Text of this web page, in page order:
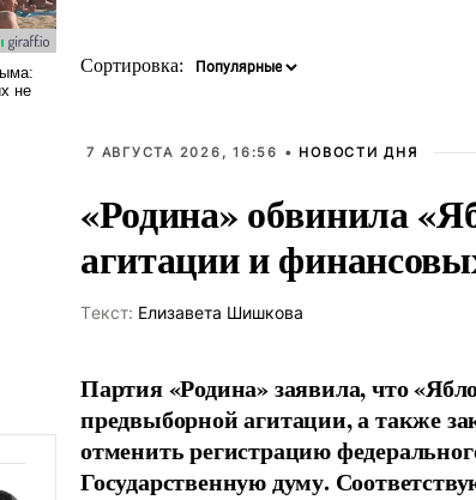
Сортировка:
7 АВГУСТА 2026, 16:56 • НОВОСТИ ДНЯ
«Родина» обвинила
агитации и
Tекст: Елизавета Шишкова
Партия «Родина» заявила, что
предвыборной агитации, а также
отменить регистрацию
Государственную думу.